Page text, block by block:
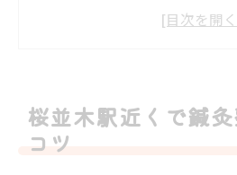
項目
初めての鍼灸整骨院予約も
桜並木駅近くで鍼
コツ